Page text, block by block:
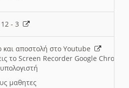
- 3
και αποστολή στο Youtube
το Screen Recorder Google Chrome
μαθητες